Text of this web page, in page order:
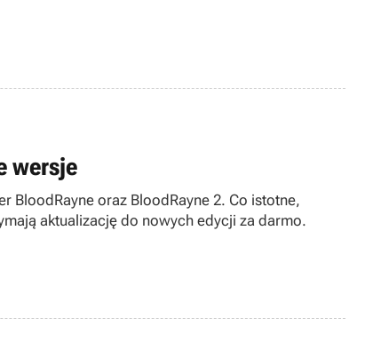
wersje
BloodRayne oraz BloodRayne 2. Co istotne,
aktualizację do nowych edycji za darmo.